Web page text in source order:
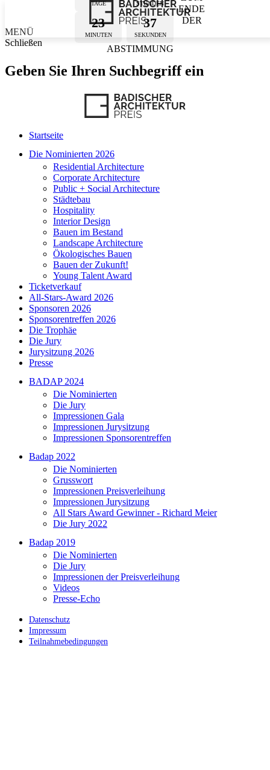
TAGE STUNDEN
23
MINUTEN
37
SEKUNDEN
ENDE
DER
ABSTIMMUNG
MENÜ
Schließen
Geben Sie Ihren Suchbegriff ein
Startseite
Die Nominierten 2026
Residential Architecture
Corporate Architecture
Public + Social Architecture
Städtebau
Hospitality
Interior Design
Bauen im Bestand
Landscape Architecture
Ökologisches Bauen
Bauen der Zukunft!
Young Talent Award
Ticketverkauf
All-Stars-Award 2026
Sponsoren 2026
Sponsorentreffen 2026
Die Trophäe
Die Jury
Jurysitzung 2026
Presse
BADAP 2024
Die Nominierten
Die Jury
Impressionen Gala
Impressionen Jurysitzung
Impressionen Sponsorentreffen
Badap 2022
Die Nominierten
Grusswort
Impressionen Preisverleihung
Impressionen Jurysitzung
All Stars Award Gewinner - Richard Meier
Die Jury 2022
Badap 2019
Die Nominierten
Die Jury
Impressionen der Preisverleihung
Videos
Presse-Echo
Datenschutz
Impressum
Teilnahmebedingungen